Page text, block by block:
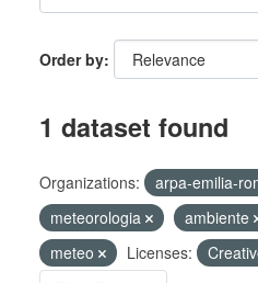
Order by
1 dataset found
Organizations: arpa-emilia-
meteorologia
ambiente
meteo
Licenses: